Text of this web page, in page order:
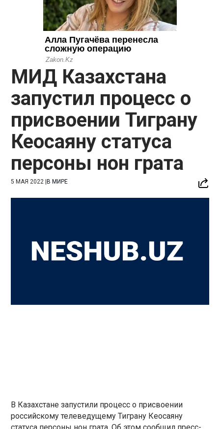
МИД Казахстана
запустил процесс о
присвоении Тиграну
Кеосаяну статуса
персоны нон грата
5 МАЯ 2022 |В МИРЕ
В Казахстане запустили процесс о присвоении
российскому телеведущему Тиграну Кеосаяну